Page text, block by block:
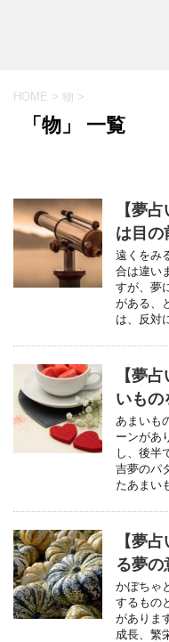
HOME > 物 >
「物」 一覧
【夢
は目の
遠くをみ
合は違い
すが、夢
がある、
は、反対
【夢
いもの
あまいも
ーンがあ
し、後半
吉夢のパ
たあまい
【夢
る夢の
かぼちゃ
するもの
がありま
成長、繁